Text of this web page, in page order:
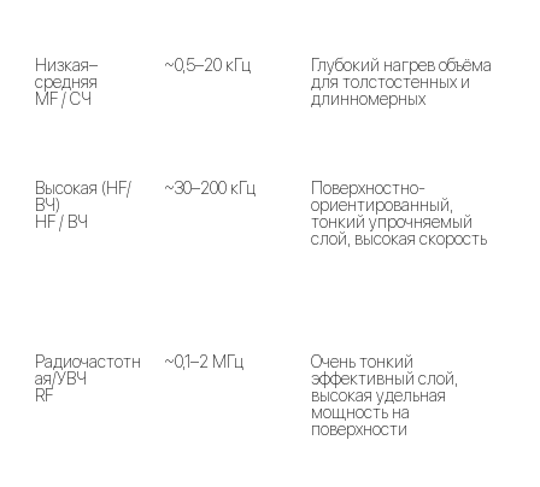
Низкая–
средняя
~0,5–20 кГц
Глубокий нагрев объёма
для толстостенных и
длинномерных
Высокая (HF/
ВЧ)
~30–200 кГц
Поверхностно-
ориентированный,
тонкий упрочняемый
слой, высокая скорость
Радиочастотн
ая/УВЧ
~0,1–2 МГц
Очень тонкий
эффективный слой,
высокая удельная
мощность на
поверхности